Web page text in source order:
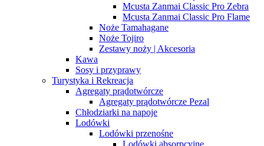
Mcusta Zanmai Classic Pro Zebra
Mcusta Zanmai Classic Pro Flame
Noże Tamahagane
Noże Tojiro
Zestawy noży | Akcesoria
Kawa
Sosy i przyprawy
Turystyka i Rekreacja
Agregaty prądotwórcze
Agregaty prądotwórcze Pezal
Chłodziarki na napoje
Lodówki
Lodówki przenośne
Lodówki absorpcyjne